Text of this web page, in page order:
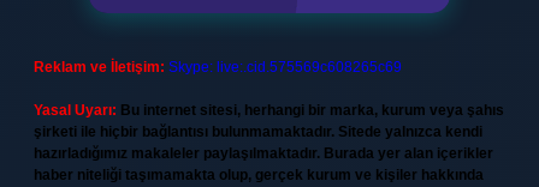
Reklam ve İletişim: Skype: live:.cid.575569c608265c69
Yasal Uyarı: Bu internet sitesi, herhangi bir marka, kurum veya şahıs
şirketi ile hiçbir bağlantısı bulunmamaktadır. Sitede yalnızca kendi
hazırladığımız makaleler paylaşılmaktadır. Burada yer alan içerikler
haber niteliği taşımamakta olup, gerçek kurum ve kişiler hakkında